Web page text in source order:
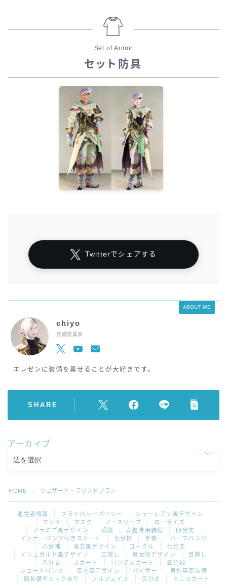
Set of Armor
セット防具
Twitterでシェアする
ABOUT ME
chiyo
装備蒐集家
エレゼンに装備を着せることが大好きです。
SHARE
アーカイブ
HOME ＞ ウェザード・ラウンドブラシ
運営者情報 プライバシーポリシー
シャーレアン風デザイン
マント
マスク ノースリーブ
ローライズ
アラミゴ風デザイン
眼鏡 女性専用装備
四分丈
インナーパンツ付きスカート
七分袖 半袖
ハーフパンツ
八分袖
東方風デザイン ゴーグル
七分丈
イシュガルド風デザイン
口隠し 男女別デザイン
目隠し
八分丈
スカート ロングスカート
五分袖
ショートパンツ
帝国風デザイン バイザー
男性専用装備
頭装備ギミックあり
フルフェイス 三分丈 ミニスカート